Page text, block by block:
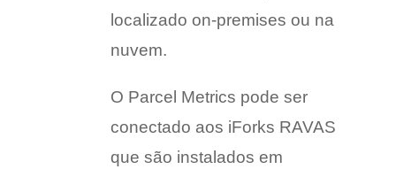
localizado on-premises ou na
nuvem.
O Parcel Metrics pode ser
conectado aos iForks RAVAS
que são instalados em